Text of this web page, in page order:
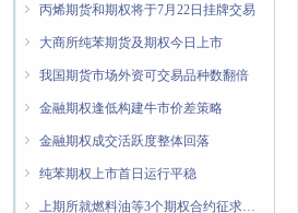
ꁇ 丙烯期货和期权将于7月22日挂牌交易
ꁇ 大商所纯苯期货及期权今日上市
ꁇ 我国期货市场外资可交易品种数翻倍
ꁇ 金融期权逢低构建牛市价差策略
ꁇ 金融期权成交活跃度整体回落
ꁇ 纯苯期权上市首日运行平稳
ꁇ 上期所就燃料油等3个期权合约征求意见